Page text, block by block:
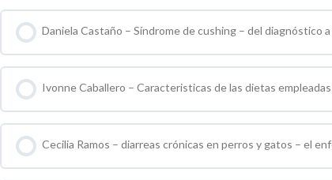
Daniela Castaño – Síndrome de cushing – del diagnóstico
0 % COMPLETO 0 / 0 pasos
Ivonne Caballero – Caracteristicas de las dietas
0 % COMPLETO 0 / 0 pasos
Cecilia Ramos – diarreas crónicas en perros y gatos – el
0 % COMPLETO 0 / 0 pasos